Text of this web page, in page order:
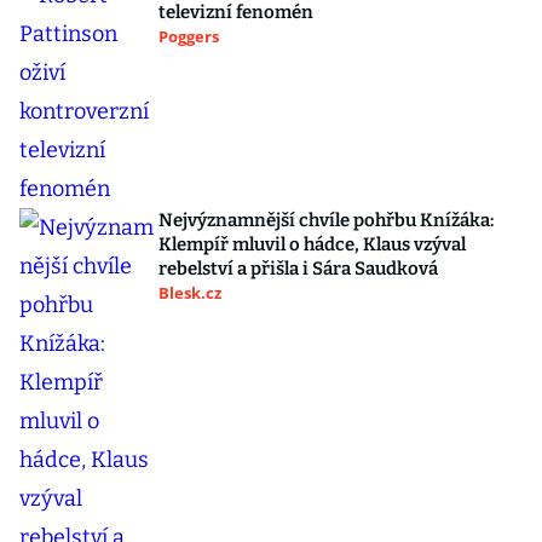
televizní fenomén
Poggers
Nejvýznamnější chvíle pohřbu Knížáka:
Klempíř mluvil o hádce, Klaus vzýval
rebelství a přišla i Sára Saudková
Blesk.cz